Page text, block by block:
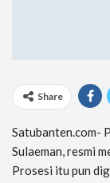
Share
Satubanten.com-
Sulaeman, resmi
Prosesi itu pun